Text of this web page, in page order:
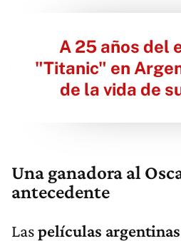
A 25 años del
"Titanic" en
de la vida de
Una ganadora al
antecedente
Laspelículas argentinas